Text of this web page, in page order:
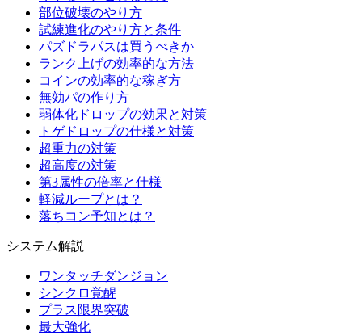
部位破壊のやり方
試練進化のやり方と条件
パズドラパスは買うべきか
ランク上げの効率的な方法
コインの効率的な稼ぎ方
無効パの作り方
弱体化ドロップの効果と対策
トゲドロップの仕様と対策
超重力の対策
超高度の対策
第3属性の倍率と仕様
軽減ループとは？
落ちコン予知とは？
システム解説
ワンタッチダンジョン
シンクロ覚醒
プラス限界突破
最大強化